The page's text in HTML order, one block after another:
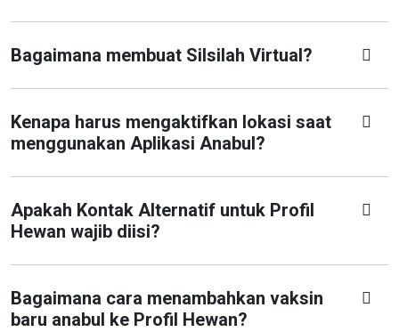
Bagaimana membuat Silsilah Virtual?
Kenapa harus mengaktifkan lokasi saat
menggunakan Aplikasi Anabul?
Apakah Kontak Alternatif untuk Profil
Hewan wajib diisi?
Bagaimana cara menambahkan vaksin
baru anabul ke Profil Hewan?